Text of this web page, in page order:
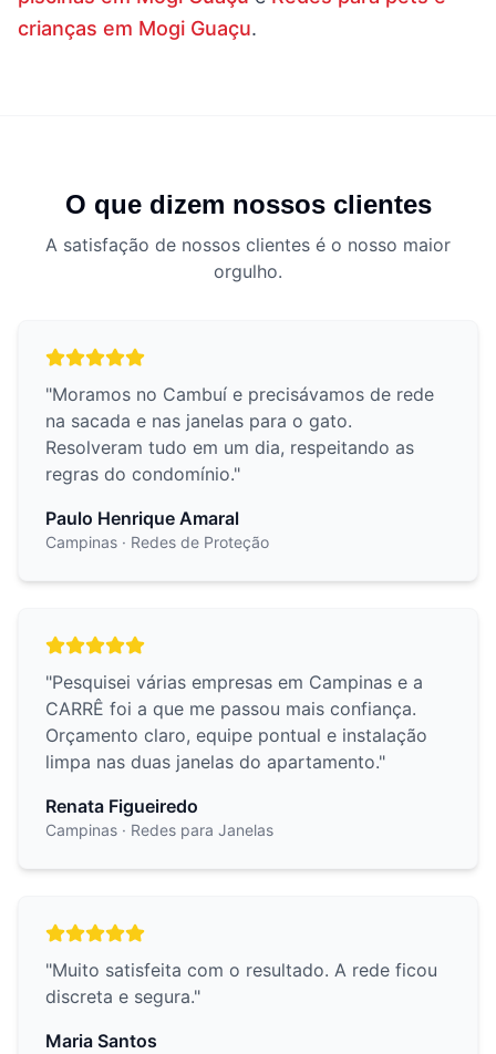
crianças em Mogi Guaçu.
O que dizem nossos clientes
A satisfação de nossos clientes é o nosso maior
orgulho.
"Moramos no Cambuí e precisávamos de rede
na sacada e nas janelas para o gato.
Resolveram tudo em um dia, respeitando as
regras do condomínio."
Paulo Henrique Amaral
Campinas · Redes de Proteção
"Pesquisei várias empresas em Campinas e a
CARRÊ foi a que me passou mais confiança.
Orçamento claro, equipe pontual e instalação
limpa nas duas janelas do apartamento."
Renata Figueiredo
Campinas · Redes para Janelas
"Muito satisfeita com o resultado. A rede ficou
discreta e segura."
Maria Santos